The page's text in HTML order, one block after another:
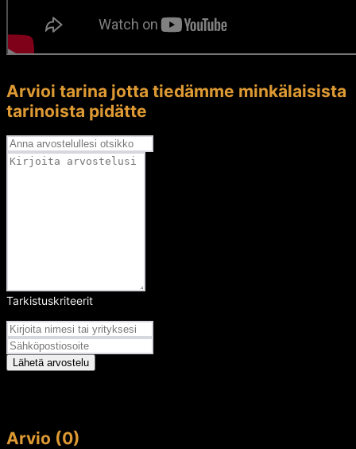
Arvioi tarina jotta tiedämme minkälaisista
tarinoista pidätte
Tarkistuskriteerit
Lähetä arvostelu
Arvio (0)